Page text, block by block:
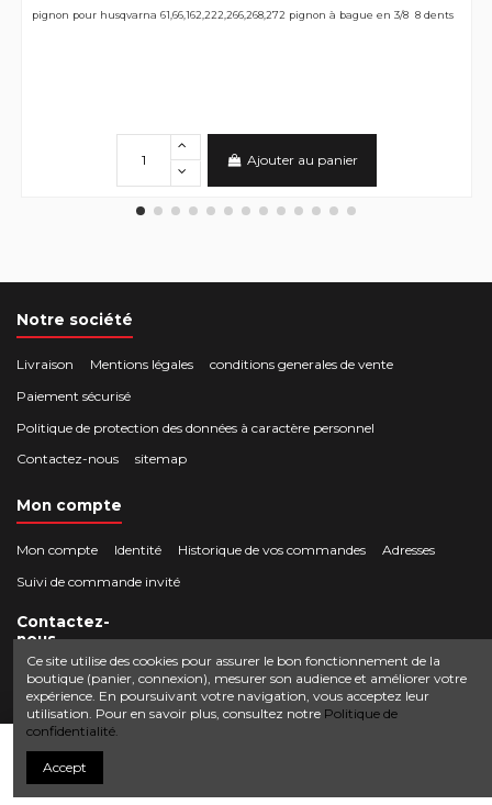
pignon pour husqvarna 61,66,162,222,266,268,272 pignon à bague en 3/8 8 dents
Ajouter au panier
Notre société
Livraison Mentions légales
conditions generales de vente
Paiement sécurisé
Politique de protection des données à caractère personnel
Contactez-nous
sitemap
Mon compte
Mon compte Identité Historique de vos commandes
Adresses
Suivi de commande invité
Contactez-
nous
Crocbois-motoculture.com
50 route de Villefort 48800 Pied-de-Borne
0624436257
contact@crocbois-motoculture.com
© Copyright 2025 Crocbois-motoculture.com. All Rights Reserved.
Ce site utilise des cookies pour assurer le bon fonctionnement de la
boutique (panier, connexion), mesurer son audience et améliorer votre
expérience. En poursuivant votre navigation, vous acceptez leur
utilisation. Pour en savoir plus, consultez notre Politique de
confidentialité.
Accept